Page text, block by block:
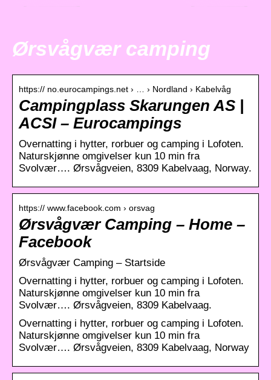
Ørsvågvær camping
https:// no.eurocampings.net › … › Nordland › Kabelvåg
Campingplass Skarungen AS |
ACSI – Eurocampings
Overnatting i hytter, rorbuer og camping i Lofoten.
Naturskjønne omgivelser kun 10 min fra
Svolvær…. Ørsvågveien, 8309 Kabelvaag, Norway.
https:// www.facebook.com › orsvag
Ørsvågvær Camping – Home –
Facebook
Ørsvågvær Camping – Startside
Overnatting i hytter, rorbuer og camping i Lofoten.
Naturskjønne omgivelser kun 10 min fra
Svolvær…. Ørsvågveien, 8309 Kabelvaag.
Overnatting i hytter, rorbuer og camping i Lofoten.
Naturskjønne omgivelser kun 10 min fra
Svolvær…. Ørsvågveien, 8309 Kabelvaag, Norway